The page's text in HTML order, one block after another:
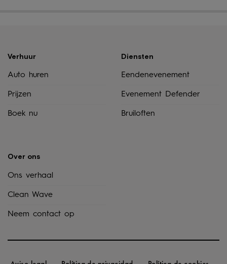
Verhuur
Auto huren
Prijzen
Boek nu
Diensten
Eendenevenement
Evenement Defender
Bruiloften
Over ons
Ons verhaal
Clean Wave
Neem contact op